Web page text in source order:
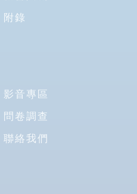
附錄
影音專區
問卷調查
聯絡我們